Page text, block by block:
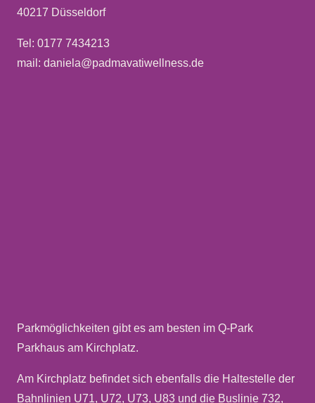
40217 Düsseldorf
Tel: 0177 7434213
mail: daniela@padmavatiwellness.de
Parkmöglichkeiten gibt es am besten im Q-Park
Parkhaus am Kirchplatz.
Am Kirchplatz befindet sich ebenfalls die Haltestelle der
Bahnlinien U71, U72, U73, U83 und die Buslinie 732,